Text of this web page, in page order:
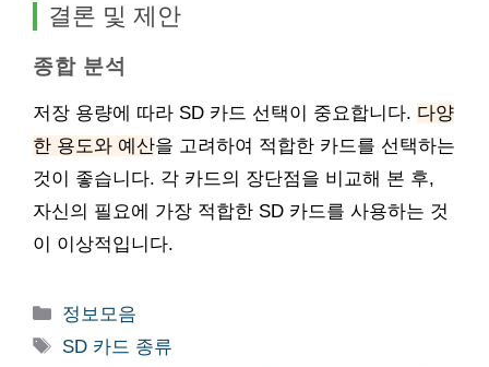
결론 및 제안
종합 분석
저장 용량에 따라 SD 카드 선택이 중요합니다. 다양
한 용도와 예산을 고려하여 적합한 카드를 선택하는
것이 좋습니다. 각 카드의 장단점을 비교해 본 후,
자신의 필요에 가장 적합한 SD 카드를 사용하는 것
이 이상적입니다.
카
테
정보모음
태
SD 카드 종류